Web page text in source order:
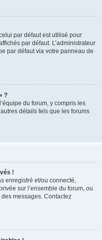
par défaut est utilisé pour
par défaut. L’administrateur
par défaut via votre panneau de
?
du forum, y compris les
détails tels que les forums
!
enregistré et/ou connecté,
sur l’ensemble du forum, ou
des messages. Contactez